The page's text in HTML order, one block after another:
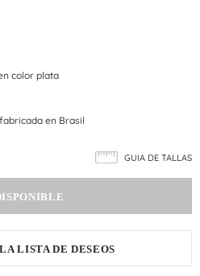
color plata
en Brasil
GUIA DE TALLAS
LISTA DE DESEOS